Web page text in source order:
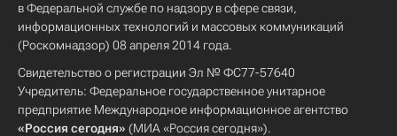
в Федеральной службе по надзору в сфере связи,
информационных технологий и массовых коммуникаций
(Роскомнадзор) 08 апреля 2014 года.
Свидетельство о регистрации Эл № ФС77-57640
Учредитель: Федеральное государственное унитарное
предприятие Международное информационное агентство
«Россия сегодня» (МИА «Россия сегодня»).